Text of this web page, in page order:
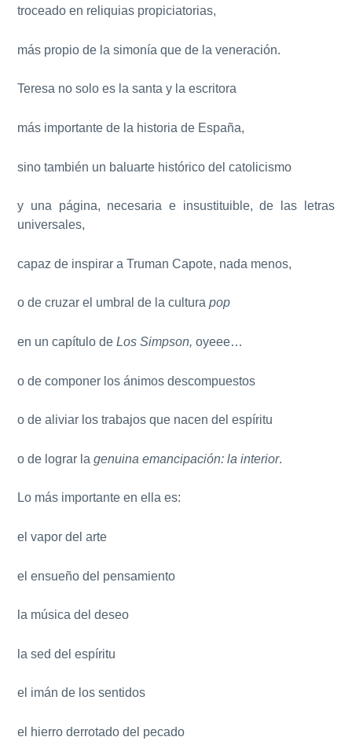
troceado en reliquias propiciatorias,
más propio de la simonía que de la veneración.
Teresa no solo es la santa y la escritora
más importante de la historia de España,
sino también un baluarte histórico del catolicismo
y una página, necesaria e insustituible, de las letras
universales,
capaz de inspirar a Truman Capote, nada menos,
o de cruzar el umbral de la culturapop
en un capítulo deLos Simpson,oyeee…
o de componer los ánimos descompuestos
o de aliviar los trabajos que nacen del espíritu
o de lograr lagenuina emancipación: la interior.
Lo más importante en ella es:
el vapor del arte
el ensueño del pensamiento
la música del deseo
la sed del espíritu
el imán de los sentidos
el hierro derrotado del pecado